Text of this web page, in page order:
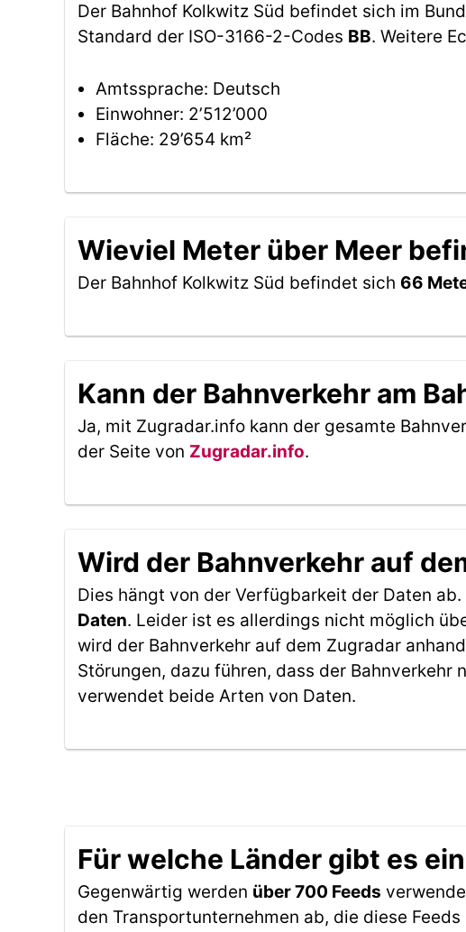
Der Bahnhof Kolkwitz Süd befindet sich im
Standard der ISO-3166-2-Codes BB. Weitere
Amtssprache: Deutsch
Einwohner: 2’512’000
Fläche: 29’654 km²
Wieviel Meter über Meer
Der Bahnhof Kolkwitz Süd befindet sich 66
Kann der Bahnverkehr am
Ja, mit Zugradar.info kann der gesamte
der Seite von Zugradar.info.
Wird der Bahnverkehr auf
Dies hängt von der Verfügbarkeit der Daten
Daten. Leider ist es allerdings nicht möglich
wird der Bahnverkehr auf dem Zugradar
Störungen, dazu führen, dass der
verwendet beide Arten von Daten.
Für welche Länder gibt es
Gegenwärtig werden über 700 Feeds
den Transportunternehmen ab, die diese